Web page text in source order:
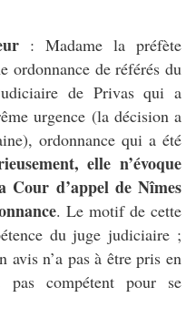
: Madame la préfète
ordonnance de référés du
de Privas qui a
urgence (la décision a
ordonnance qui a été
elle n’évoque
Cour d’appel de Nîmes
. Le motif de cette
du juge judiciaire ;
avis n’a pas à être pris en
pas compétent pour se